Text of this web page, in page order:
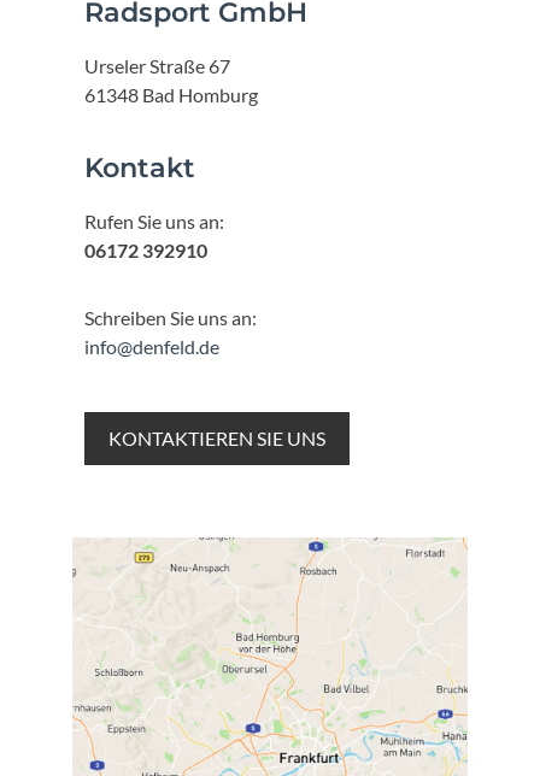
Radsport GmbH
Urseler Straße 67
61348 Bad Homburg
Kontakt
Rufen Sie uns an:
06172 392910
Schreiben Sie uns an:
info@denfeld.de
KONTAKTIEREN SIE UNS